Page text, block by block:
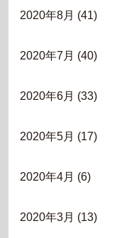
2020年8月 (41)
2020年7月 (40)
2020年6月 (33)
2020年5月 (17)
2020年4月 (6)
2020年3月 (13)